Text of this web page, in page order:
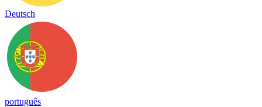
Deutsch
português